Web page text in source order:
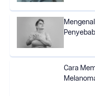
Cara